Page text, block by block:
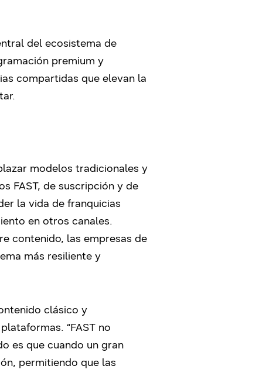
del ecosistema de
premium y
compartidas que elevan la
modelos tradicionales y
FAST, de suscripción y de
la vida de franquicias
en otros canales.
contenido, las empresas de
más resiliente y
clásico y
“FAST no
es que cuando un gran
permitiendo que las